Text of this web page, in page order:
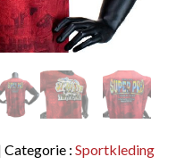
Categorie :Sportkleding